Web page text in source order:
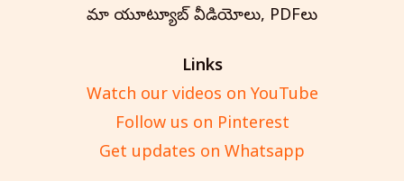
మా యూట్యూబ్ వీడియోలు, PDFలు
Links
Watch our videos on YouTube
Follow us on Pinterest
Get updates on Whatsapp